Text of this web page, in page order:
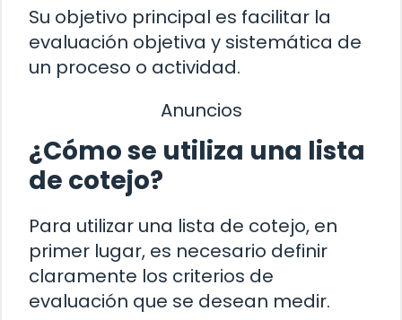
Su objetivo principal es facilitar la
evaluación objetiva y sistemática de
un proceso o actividad.
Anuncios
¿Cómo se utiliza una lista
de cotejo?
Para utilizar una lista de cotejo, en
primer lugar, es necesario definir
claramente los criterios de
evaluación que se desean medir.